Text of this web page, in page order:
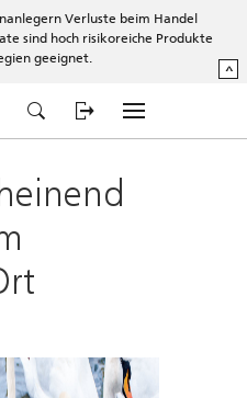
Verluste beim Handel
sind hoch risikoreiche Produkte
geeignet.
^